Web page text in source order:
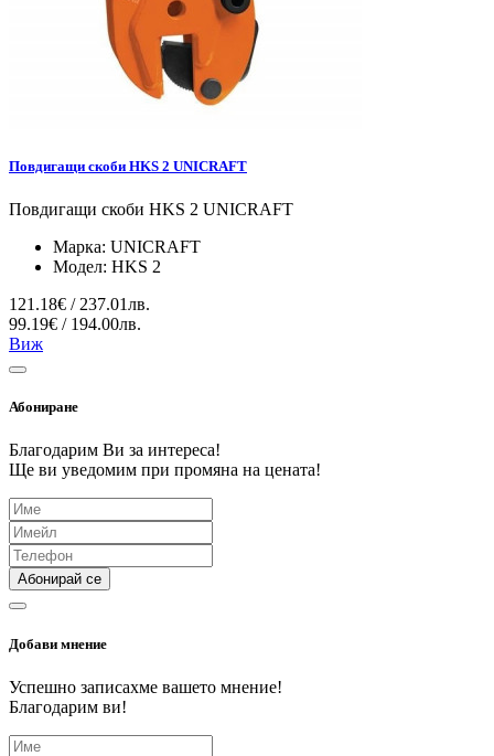
Повдигащи скоби HKS 2 UNICRAFT
Повдигащи скоби HKS 2 UNICRAFT
Марка: UNICRAFT
Модел: HKS 2
121.18€ / 237.01лв.
99.19€ / 194.00лв.
Виж
Абониране
Благодарим Ви за интереса!
Ще ви уведомим при промяна на цената!
Абонирай се
Добави мнение
Успешно записахме вашето мнение!
Благодарим ви!